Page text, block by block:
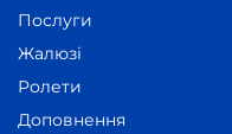
Послуги
Жалюзі
Ролети
Доповнення